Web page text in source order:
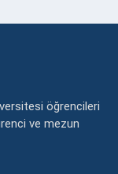
öğrencileri
ve mezun